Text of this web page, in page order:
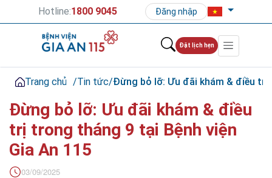
Hotline:1800 9045 Đăng nhập
Đặt lịch hẹn
Trang chủ /Tin tức/Đừng bỏ lỡ: Ưu đãi khám & điều trị
Đừng bỏ lỡ: Ưu đãi khám & điều
trị trong tháng 9 tại Bệnh viện
Gia An 115
03/09/2025